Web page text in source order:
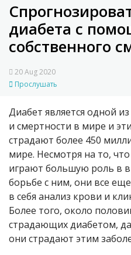
диабета с
собственного
20 Aug 2020
Прослушать
Диабет является одной
и смертности в мире и
страдают более 450
мире. Несмотря на то,
играют большую роль в
борьбе с ним, они все
в себя анализ крови и
Более того, около
страдающих диабетом,
они страдают этим